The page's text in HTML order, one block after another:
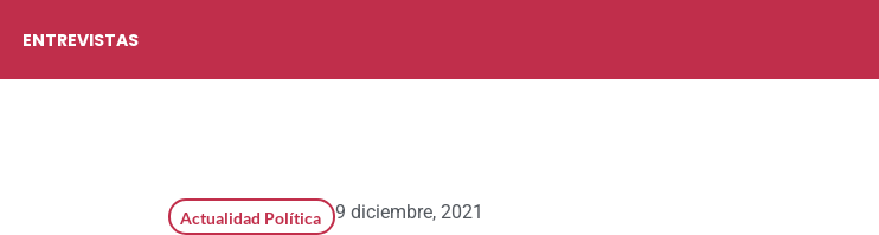
ENTREVISTAS
Actualidad Política 9 diciembre, 2021